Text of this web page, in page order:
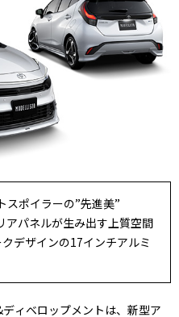
スポイラーの”先進美”
アパネルが生み出す上質空間
デザインの17インチアルミ
ィベロップメントは、新型ア